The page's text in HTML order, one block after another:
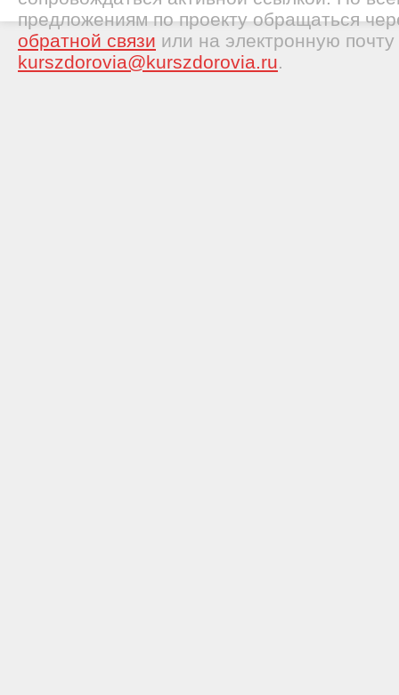
предложениям по проекту обращаться
обратной связи или на электронную почту
kurszdorovia@kurszdorovia.ru.